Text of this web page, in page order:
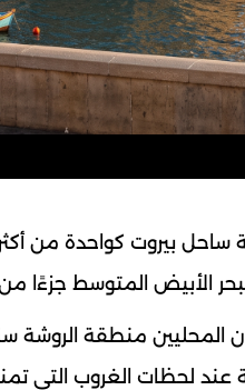
بيروت كواحدة من
الأبيض المتوسط جزءًا من
المحليين منطقة الروشة
عند لحظات الغروب التي